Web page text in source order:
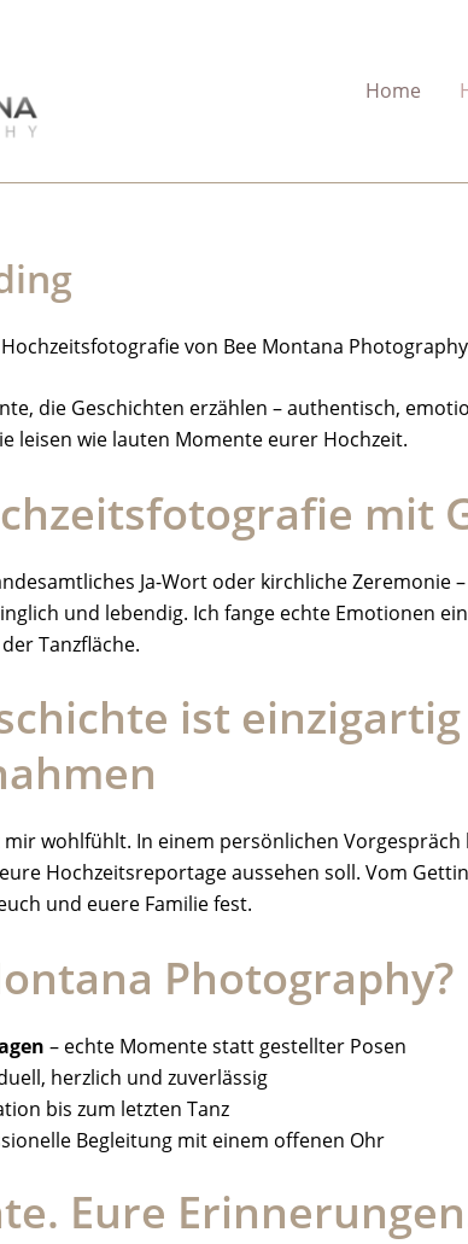
Home
von Bee Montana Photography
die Geschichten erzählen – authentisch,
leisen wie lauten Momente eurer Hochzeit.
mit
Ja-Wort oder kirchliche
und lebendig. Ich fange echte Emotionen
Tanzfläche.
ist
wohlfühlt. In einem persönlichen
Hochzeitsreportage aussehen soll. Vom
und euere Familie fest.
Photography?
– echte Momente statt gestellter Posen
herzlich und zuverlässig
bis zum letzten Tanz
Begleitung mit einem offenen Ohr
Eure